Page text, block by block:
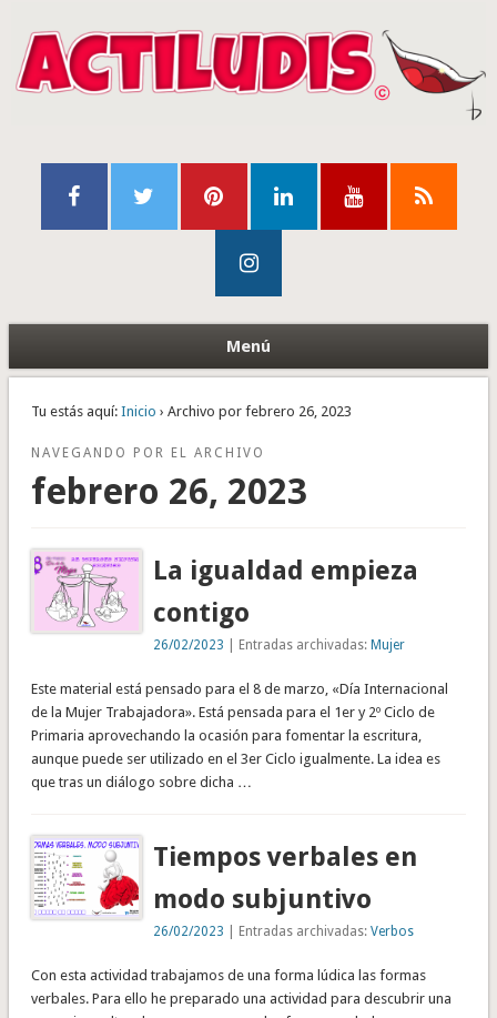
Menú
Tu estás aquí: Inicio › Archivo por febrero 26, 2023
NAVEGANDO POR EL ARCHIVO
febrero 26, 2023
La igualdad empieza
contigo
26/02/2023 | Entradas archivadas:Mujer
Este material está pensado para el 8 de marzo, «Día Internacional
de la Mujer Trabajadora». Está pensada para el 1er y 2º Ciclo de
Primaria aprovechando la ocasión para fomentar la escritura,
aunque puede ser utilizado en el 3er Ciclo igualmente. La idea es
que tras un diálogo sobre dicha …
Tiempos verbales en
modo subjuntivo
26/02/2023 | Entradas archivadas:Verbos
Con esta actividad trabajamos de una forma lúdica las formas
verbales. Para ello he preparado una actividad para descubrir una